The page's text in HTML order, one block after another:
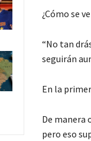
¿Cómo se
“No tan
seguirán
En la
De manera
pero eso